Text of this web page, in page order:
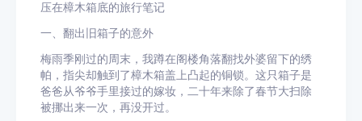
压在樟木箱底的旅行笔记
一、翻出旧箱子的意外
梅雨季刚过的周末，我蹲在阁楼角落翻找外婆留下的绣
帕，指尖却触到了樟木箱盖上凸起的铜锁。这只箱子是
爸爸从爷爷手里接过的嫁妆，二十年来除了春节大扫除
被挪出来一次，再没开过。